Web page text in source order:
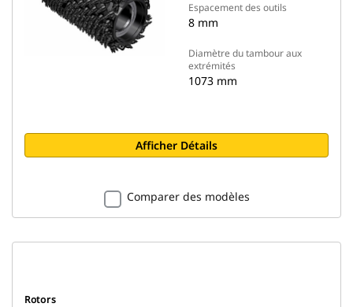
Espacement des outils
8 mm
Diamètre du tambour aux
extrémités
1073 mm
Afficher Détails
Comparer des modèles
Rotors